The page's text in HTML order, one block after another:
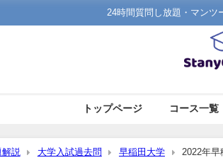
24時間質問し放題・マンツ
トップページ コース一覧
解説 大学入試過去問 早稲田大学 2022年早